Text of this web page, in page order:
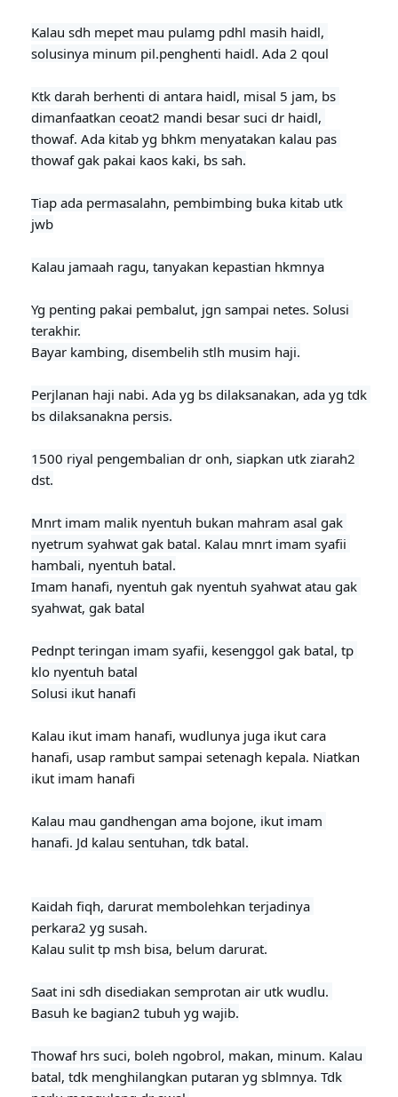
Kalau sdh mepet mau pulamg pdhl masih haidl,
solusinya minum pil.penghenti haidl. Ada 2 qoul
Ktk darah berhenti di antara haidl, misal 5 jam, bs
dimanfaatkan ceoat2 mandi besar suci dr haidl,
thowaf. Ada kitab yg bhkm menyatakan kalau pas
thowaf gak pakai kaos kaki, bs sah.
Tiap ada permasalahn, pembimbing buka kitab utk
jwb
Kalau jamaah ragu, tanyakan kepastian hkmnya
Yg penting pakai pembalut, jgn sampai netes. Solusi
terakhir.
Bayar kambing, disembelih stlh musim haji.
Perjlanan haji nabi. Ada yg bs dilaksanakan, ada yg tdk
bs dilaksanakna persis.
1500 riyal pengembalian dr onh, siapkan utk ziarah2
dst.
Mnrt imam malik nyentuh bukan mahram asal gak
nyetrum syahwat gak batal. Kalau mnrt imam syafii
hambali, nyentuh batal.
Imam hanafi, nyentuh gak nyentuh syahwat atau gak
syahwat, gak batal
Pednpt teringan imam syafii, kesenggol gak batal, tp
klo nyentuh batal
Solusi ikut hanafi
Kalau ikut imam hanafi, wudlunya juga ikut cara
hanafi, usap rambut sampai setenagh kepala. Niatkan
ikut imam hanafi
Kalau mau gandhengan ama bojone, ikut imam
Kaidah fiqh, darurat membolehkan terjadinya
perkara2 yg susah.
Kalau sulit tp msh bisa, belum darurat.
Saat ini sdh disediakan semprotan air utk wudlu.
Basuh ke bagian2 tubuh yg wajib.
Thowaf hrs suci, boleh ngobrol, makan, minum. Kalau
batal, tdk menghilangkan putaran yg sblmnya. Tdk